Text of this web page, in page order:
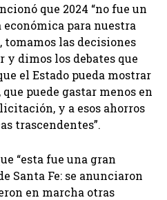
que 2024 “no fue un
para nuestra
las decisiones
y dimos los debates que
el Estado pueda mostrar
puede gastar menos en
y a esos ahorros
trascendentes”.
“esta fue una gran
Santa Fe: se anunciaron
en marcha otras